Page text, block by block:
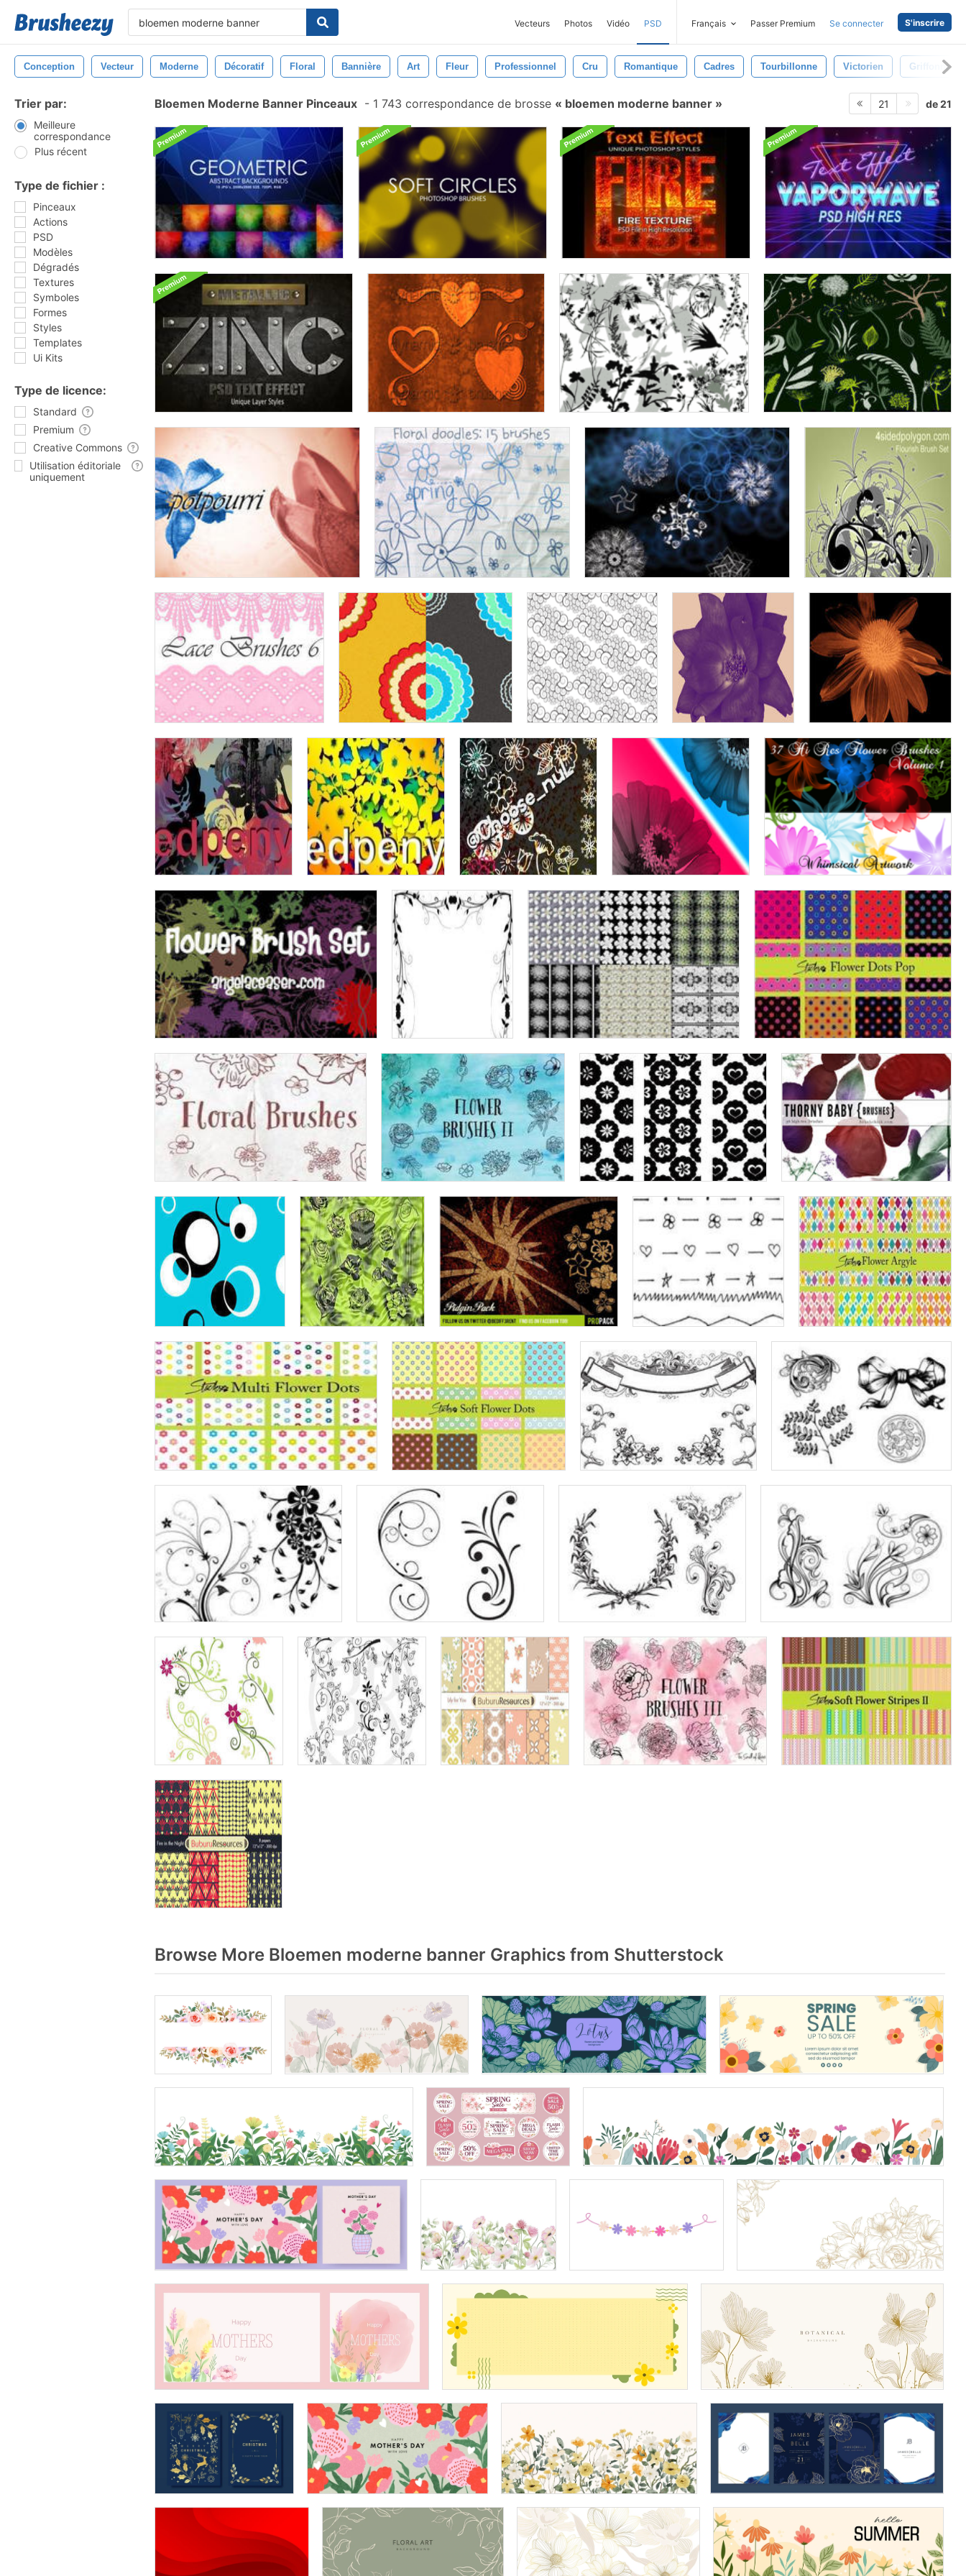
Vecteurs Photos Vidéo PSD Français Passer Premium Se connecter S'inscrire
Conception Vecteur Moderne Décoratif Floral Bannière Art Fleur Professionnel Cru Romantique Cadres Tourbillonne Victorien Griffonnage
Trier par:
Meilleure
correspondance
Plus récent
Type de fichier :
Pinceaux
Actions
PSD
Modèles
Dégradés
Textures
Symboles
Formes
Styles
Templates
Ui Kits
Type de licence:
Standard
Premium
Creative Commons
Utilisation éditoriale
uniquement
Bloemen Moderne Banner Pinceaux - 1 743 correspondance de brosse bloemen moderne banner 21 de 21
Browse More Bloemen moderne banner Graphics from Shutterstock